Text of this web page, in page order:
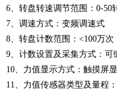
6、转盘转速调节范围：0-50
7、调速方式：变频调速式
8、转盘计数范围：<100万次
9、计数设置及采集方式：可
10、力值显示方式：触摸屏
11、力值传感器类型及量程